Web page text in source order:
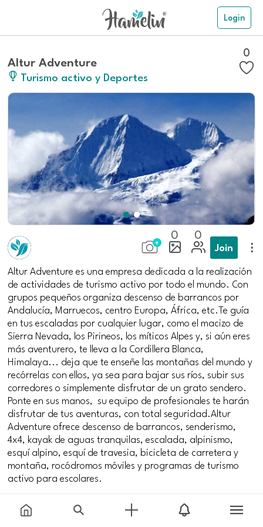
Login
Altur Adventure
Turismo activo y Deportes
0
0 0
Join
Altur Adventure es una empresa dedicada a la realización
de actividades de turismo activo por todo el mundo. Con
grupos pequeños organiza descenso de barrancos por
Andalucía, Marruecos, centro Europa, África, etc.Te guía
en tus escaladas por cualquier lugar, como el macizo de
Sierra Nevada, los Pirineos, los míticos Alpes y, si aún eres
más aventurero, te lleva a la Cordillera Blanca,
Himalaya... deja que te enseñe las montañas del mundo y
recórrelas con ellos, ya sea para bajar sus ríos, subir sus
corredores o simplemente disfrutar de un grato sendero.
Ponte en sus manos, su equipo de profesionales te harán
disfrutar de tus aventuras, con total seguridad.Altur
Adventure ofrece descenso de barrancos, senderismo,
4x4, kayak de aguas tranquilas, escalada, alpinismo,
esquí alpino, esquí de travesia, bicicleta de carretera y
montaña, rocódromos móviles y programas de turismo
activo para escolares.
#deportes #ocio_y_diversion #naturaleza